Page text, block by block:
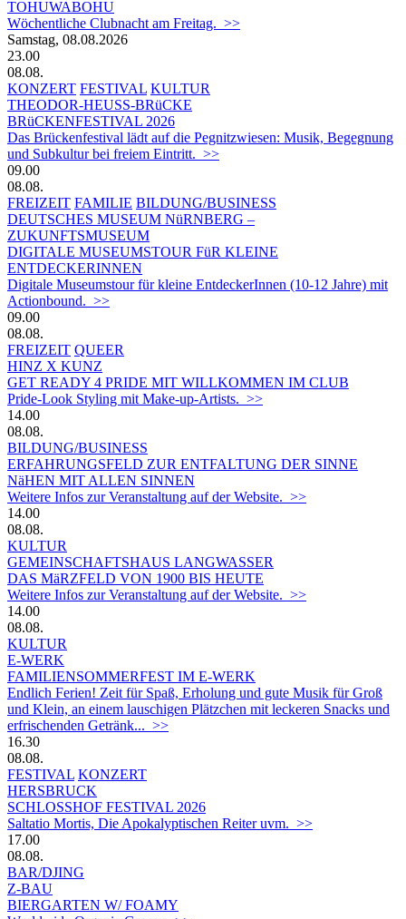
TOHUWABOHU
Wöchentliche Clubnacht am Freitag. >>
Samstag, 08.08.2026
23.00
08.08.
KONZERT FESTIVAL KULTUR
THEODOR-HEUSS-BRüCKE
BRüCKENFESTIVAL 2026
Das Brückenfestival lädt auf die Pegnitzwiesen: Musik, Begegnung
und Subkultur bei freiem Eintritt. >>
09.00
08.08.
FREIZEIT FAMILIE BILDUNG/BUSINESS
DEUTSCHES MUSEUM NüRNBERG –
ZUKUNFTSMUSEUM
DIGITALE MUSEUMSTOUR FüR KLEINE
ENTDECKERINNEN
Digitale Museumstour für kleine EntdeckerInnen (10-12 Jahre) mit
Actionbound. >>
09.00
08.08.
FREIZEIT QUEER
HINZ X KUNZ
GET READY 4 PRIDE MIT WILLKOMMEN IM CLUB
Pride-Look Styling mit Make-up-Artists. >>
14.00
08.08.
BILDUNG/BUSINESS
ERFAHRUNGSFELD ZUR ENTFALTUNG DER SINNE
NäHEN MIT ALLEN SINNEN
Weitere Infos zur Veranstaltung auf der Website. >>
14.00
08.08.
KULTUR
GEMEINSCHAFTSHAUS LANGWASSER
DAS MäRZFELD VON 1900 BIS HEUTE
Weitere Infos zur Veranstaltung auf der Website. >>
14.00
08.08.
KULTUR
E-WERK
FAMILIENSOMMERFEST IM E-WERK
Endlich Ferien! Zeit für Spaß, Erholung und gute Musik für Groß
und Klein, an einem lauschigen Plätzchen mit leckeren Snacks und
erfrischenden Getränk... >>
16.30
08.08.
FESTIVAL KONZERT
HERSBRUCK
SCHLOSSHOF FESTIVAL 2026
Saltatio Mortis, Die Apokalyptischen Reiter uvm. >>
17.00
08.08.
BAR/DJING
Z-BAU
BIERGARTEN W/ FOAMY